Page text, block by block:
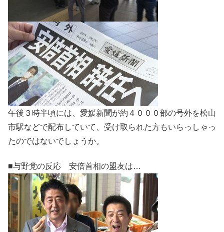
午後３時半頃には、愛媛新聞が約４０００部の号外を松山
市駅などで配布していて、受け取られた方もいらっしゃっ
たのではないでしょうか。
■与野党の反応 安倍首相の盟友は…